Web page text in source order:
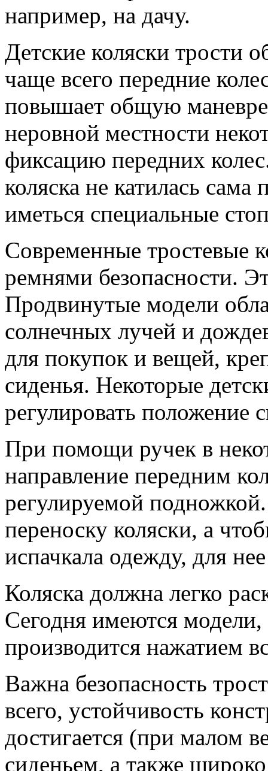
например, на дачу.
Детские коляски трости
чаще всего передние
повышает общую
неровной местности
фиксацию передних
коляска не катилась
иметься специальные
Современные тростевые
ремнями безопасности.
Продвинутые модели
солнечных лучей и
для покупок и вещей,
сиденья. Некоторые
регулировать положение
При помощи ручек в
направление передним
регулируемой
переноску коляски, а
испачкала одежду, для
Коляска должна легко
Сегодня имеются модели,
производится нажатием
Важна безопасность
всего, устойчивость
достигается (при малом
сиденьем, а также